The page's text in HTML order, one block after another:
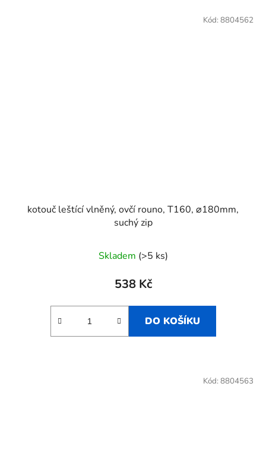
kotouč leštící vlněný, ovčí rouno, T160, ⌀180mm,
suchý zip
Skladem (>5 ks)
538 Kč
DO KOŠÍKU
Kód: 8804562
Kód: 8804563